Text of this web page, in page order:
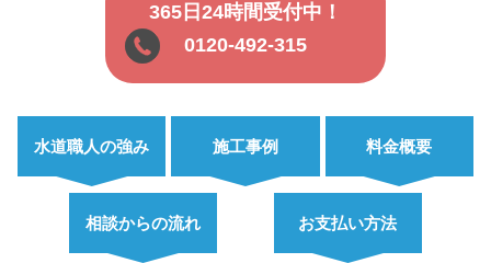
365日24時間受付中！
0120-492-315
水道職人の強み 施工事例 料金概要
相談からの流れ お支払い方法